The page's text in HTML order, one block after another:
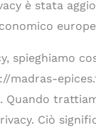
è stata
spieghiamo
Ciò